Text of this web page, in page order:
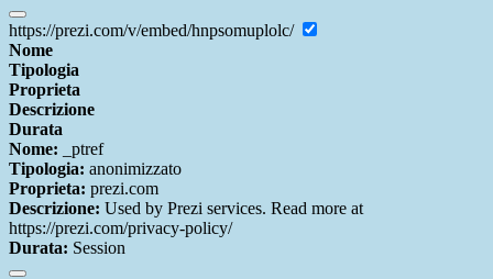
https://prezi.com/v/embed/hnpsomuplolc/
Nome
Tipologia
Proprieta
Descrizione
Durata
Nome: _ptref
Tipologia: anonimizzato
Proprieta: prezi.com
Descrizione: Used by Prezi services. Read more at
https://prezi.com/privacy-policy/
Durata: Session